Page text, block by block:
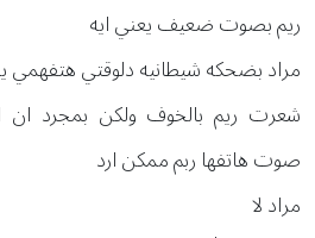
ريم بصوت ضعيف يعني ايه
مراد بضحكه شيطانيه دلوقتي هتفهمي
شعرت ريم بالخوف ولكن بمجرد
صوت هاتفها ربم ممكن ارد
مراد لا